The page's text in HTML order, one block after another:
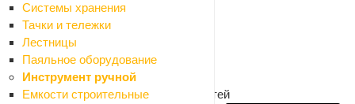
Системы хранения
Тачки и тележки
Лестницы
Паяльное оборудование
Инструмент ручной
Емкости строительные
Будьте в курсе наших акций и новостей